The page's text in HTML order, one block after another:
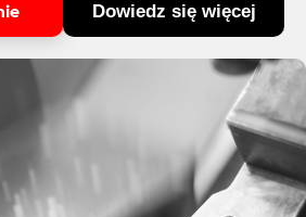
Partner CNC
Dowiedz się więcej